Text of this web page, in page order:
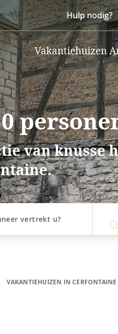
Hulp nodig?
Vakantiehuizen
van knusse
vertrekt u?
VAKANTIEHUIZEN IN CERFONTAINE